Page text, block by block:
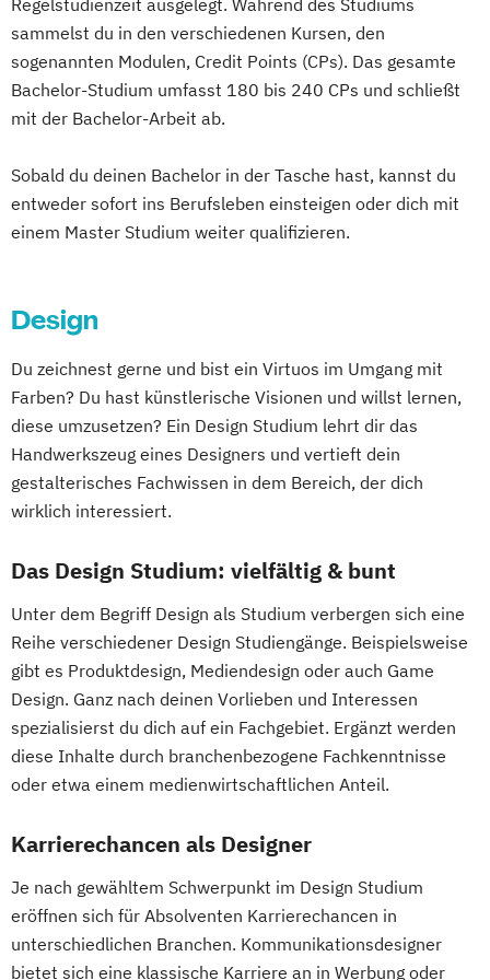
sammelst du in den verschiedenen Kursen, den
sogenannten Modulen, Credit Points (CPs). Das gesamte
Bachelor-Studium umfasst 180 bis 240 CPs und schließt
mit der Bachelor-Arbeit ab.
Sobald du deinen Bachelor in der Tasche hast, kannst du
entweder sofort ins Berufsleben einsteigen oder dich mit
einem Master Studium weiter qualifizieren.
Design
Du zeichnest gerne und bist ein Virtuos im Umgang mit
Farben? Du hast künstlerische Visionen und willst lernen,
diese umzusetzen? Ein Design Studium lehrt dir das
Handwerkszeug eines Designers und vertieft dein
gestalterisches Fachwissen in dem Bereich, der dich
wirklich interessiert.
Das Design Studium: vielfältig & bunt
Unter dem Begriff Design als Studium verbergen sich eine
Reihe verschiedener Design Studiengänge. Beispielsweise
gibt es Produktdesign, Mediendesign oder auch Game
Design. Ganz nach deinen Vorlieben und Interessen
spezialisierst du dich auf ein Fachgebiet. Ergänzt werden
diese Inhalte durch branchenbezogene Fachkenntnisse
oder etwa einem medienwirtschaftlichen Anteil.
Karrierechancen als Designer
Je nach gewähltem Schwerpunkt im Design Studium
eröffnen sich für Absolventen Karrierechancen in
unterschiedlichen Branchen. Kommunikationsdesigner
bietet sich eine klassische Karriere an in Werbung oder